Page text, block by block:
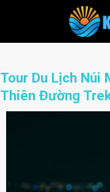
Tour Du Lịch Núi
Thiên Đường